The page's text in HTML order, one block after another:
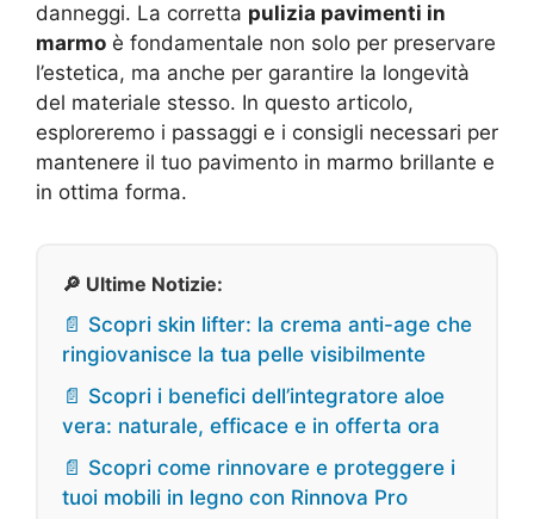
danneggi. La corretta pulizia pavimenti in
marmo è fondamentale non solo per preservare
l’estetica, ma anche per garantire la longevità
del materiale stesso. In questo articolo,
esploreremo i passaggi e i consigli necessari per
mantenere il tuo pavimento in marmo brillante e
in ottima forma.
🔎 Ultime Notizie:
📄 Scopri skin lifter: la crema anti-age che
ringiovanisce la tua pelle visibilmente
📄 Scopri i benefici dell’integratore aloe
vera: naturale, efficace e in offerta ora
📄 Scopri come rinnovare e proteggere i
tuoi mobili in legno con Rinnova Pro